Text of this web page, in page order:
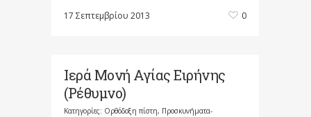
17 Σεπτεμβρίου 2013 0
Ιερά Μονή Αγίας Ειρήνης
(Ρέθυμνο)
Κατηγορίες: Ορθόδοξη πίστη, Προσκυνήματα-